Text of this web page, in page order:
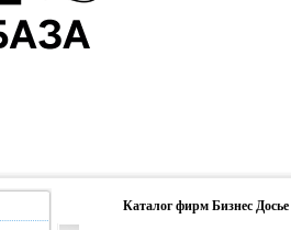
Каталог фирм Бизнес Досье